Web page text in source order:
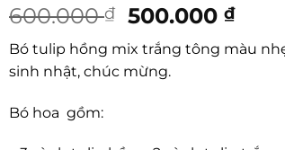
600.000₫
Giá
gốc
là:
600.000 ₫.
500.000₫Giá
tại
Bó tulip hồng mix trắng tông màu
sinh nhật, chúc mừng.
Bó hoa gồm: